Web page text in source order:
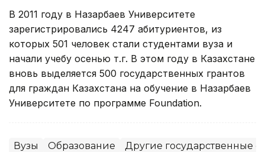
В 2011 году в Назарбаев Университете
зарегистрировались 4247 абитуриентов, из
которых 501 человек стали студентами вуза и
начали учебу осенью т.г. В этом году в Казахстане
вновь выделяется 500 государственных грантов
для граждан Казахстана на обучение в Назарбаев
Университете по программе Foundation.
Вузы Образование Другие государственные